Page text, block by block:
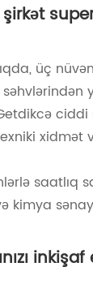
üç
xidmət
saatlıq
kimya